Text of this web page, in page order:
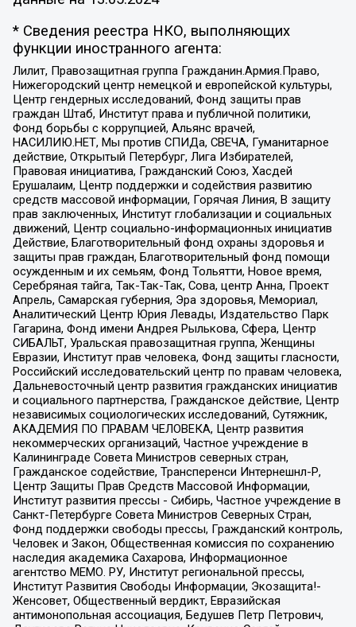
* Сведения реестра НКО, выполняющих
функции иностранного агента:
Лилит, Правозащитная группа Гражданин.Армия.Право,
Нижегородский центр немецкой и европейской культуры,
Центр гендерных исследований, Фонд защиты прав
граждан Штаб, Институт права и публичной политики,
Фонд борьбы с коррупцией, Альянс врачей,
НАСИЛИЮ.НЕТ, Мы против СПИДа, СВЕЧА, Гуманитарное
действие, Открытый Петербург, Лига Избирателей,
Правовая инициатива, Гражданский Союз, Хасдей
Ерушалаим, Центр поддержки и содействия развитию
средств массовой информации, Горячая Линия, В защиту
прав заключенных, Институт глобализации и социальных
движений, Центр социально-информационных инициатив
Действие, Благотворительный фонд охраны здоровья и
защиты прав граждан, Благотворительный фонд помощи
осужденным и их семьям, Фонд Тольятти, Новое время,
Серебряная тайга, Так-Так-Так, Сова, центр Анна, Проект
Апрель, Самарская губерния, Эра здоровья, Мемориал,
Аналитический Центр Юрия Левады, Издательство Парк
Гагарина, Фонд имени Андрея Рылькова, Сфера, Центр
СИБАЛЬТ, Уральская правозащитная группа, Женщины
Евразии, Институт прав человека, Фонд защиты гласности,
Российский исследовательский центр по правам человека,
Дальневосточный центр развития гражданских инициатив
и социального партнерства, Гражданское действие, Центр
независимых социологических исследований, Сутяжник,
АКАДЕМИЯ ПО ПРАВАМ ЧЕЛОВЕКА, Центр развития
некоммерческих организаций, Частное учреждение в
Калининграде Совета Министров северных стран,
Гражданское содействие, Трансперенси Интернешнл-Р,
Центр Защиты Прав Средств Массовой Информации,
Институт развития прессы - Сибирь, Частное учреждение в
Санкт-Петербурге Совета Министров Северных Стран,
Фонд поддержки свободы прессы, Гражданский контроль,
Человек и Закон, Общественная комиссия по сохранению
наследия академика Сахарова, Информационное
агентство МЕМО. РУ, Институт региональной прессы,
Институт Развития Свободы Информации, Экозащита!-
Женсовет, Общественный вердикт, Евразийская
антимонопольная ассоциация, Бедушев Петр Петрович,